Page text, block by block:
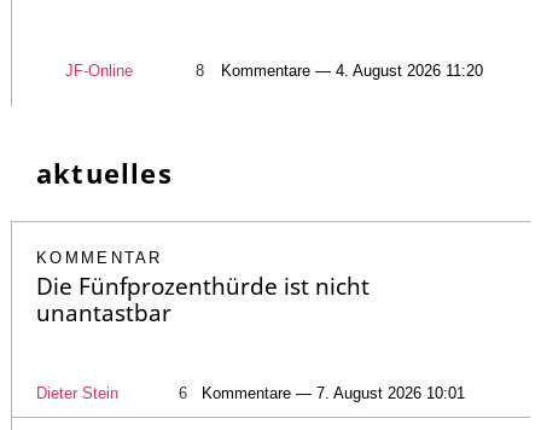
JF-Online 8 Kommentare — 4. August 2026 11:20
aktuelles
KOMMENTAR
Die Fünfprozenthürde ist nicht
unantastbar
Dieter Stein 6 Kommentare — 7. August 2026 10:01